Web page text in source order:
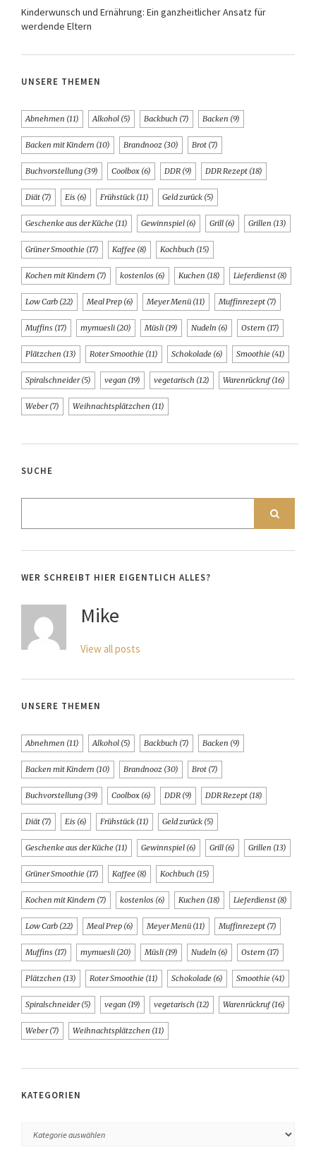
Kinderwunsch und Ernährung: Ein ganzheitlicher Ansatz für
werdende Eltern
UNSERE THEMEN
Abnehmen (11) Alkohol (5) Backbuch (7) Backen (9)
Backen mit Kindern (10) Brandnooz (30) Brot (7)
Buchvorstellung (39) Coolbox (6) DDR (9) DDR Rezept (18)
Diät (7) Eis (6) Frühstück (11) Geld zurück (5)
Geschenke aus der Küche (11) Gewinnspiel (6) Grill (6) Grillen (13)
Grüner Smoothie (17) Kaffee (8) Kochbuch (15)
Kochen mit Kindern (7) kostenlos (6) Kuchen (18) Lieferdienst (8)
Low Carb (22) Meal Prep (6) Meyer Menü (11) Muffinrezept (7)
Muffins (17) mymuesli (20) Müsli (19) Nudeln (6) Ostern (17)
Plätzchen (13) Roter Smoothie (11) Schokolade (6) Smoothie (41)
Spiralschneider(5) vegan (19) vegetarisch (12) Warenrückruf(16)
Weber(7) Weihnachtsplätzchen (11)
SUCHE
WER SCHREIBT HIER EIGENTLICH ALLES?
Mike
View all posts
UNSERE THEMEN
Abnehmen (11) Alkohol (5) Backbuch (7) Backen (9)
Backen mit Kindern (10) Brandnooz (30) Brot (7)
Buchvorstellung (39) Coolbox (6) DDR (9) DDR Rezept (18)
Diät (7) Eis (6) Frühstück (11) Geld zurück (5)
Geschenke aus der Küche (11) Gewinnspiel (6) Grill (6) Grillen (13)
Grüner Smoothie (17) Kaffee (8) Kochbuch (15)
Kochen mit Kindern (7) kostenlos (6) Kuchen (18) Lieferdienst (8)
Low Carb (22) Meal Prep (6) Meyer Menü (11) Muffinrezept (7)
Muffins (17) mymuesli (20) Müsli (19) Nudeln (6) Ostern (17)
Plätzchen (13) Roter Smoothie (11) Schokolade (6) Smoothie (41)
Spiralschneider(5) vegan (19) vegetarisch (12) Warenrückruf(16)
Weber(7) Weihnachtsplätzchen (11)
KATEGORIEN